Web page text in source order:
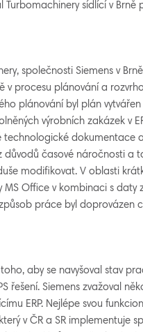
Turbomachinery sídlící v Brně
společnosti Siemens v
v procesu plánování a
plánování byl plán
výrobních zakázek v
dokumentace
časové náročnosti a
modifikovat. V oblasti
Office v kombinaci s daty
práce byl doprovázen
aby se navyšoval stav
řešení. Siemens zvažoval
ERP. Nejlépe svou
v ČR a SR implementuje